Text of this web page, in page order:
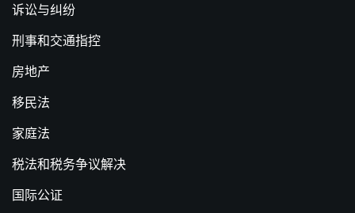
诉讼与纠纷
刑事和交通指控
房地产
移民法
家庭法
税法和税务争议解决
国际公证